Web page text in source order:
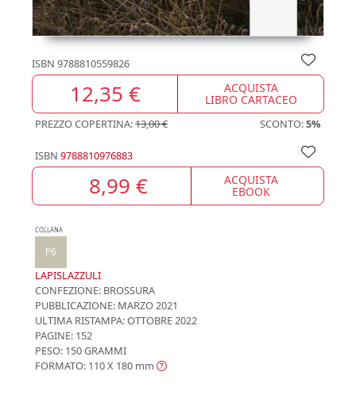
ISBN 9788810559826
12,35 € ACQUISTA
LIBRO CARTACEO
PREZZO COPERTINA:13,00 € SCONTO:5%
ISBN 9788810976883
8,99 € ACQUISTA
EBOOK
COLLANA
P6
LAPISLAZZULI
CONFEZIONE: BROSSURA
PUBBLICAZIONE: MARZO 2021
ULTIMA RISTAMPA:OTTOBRE 2022
PAGINE: 152
PESO: 150 GRAMMI
FORMATO: 110 X 180 mm